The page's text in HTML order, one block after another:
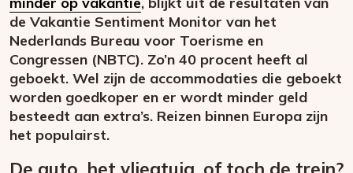
de Vakantie Sentiment Monitor van het
Nederlands Bureau voor Toerisme en
Congressen (NBTC). Zo’n 40 procent heeft al
geboekt. Wel zijn de accommodaties die geboekt
worden goedkoper en er wordt minder geld
besteedt aan extra’s. Reizen binnen Europa zijn
het populairst.